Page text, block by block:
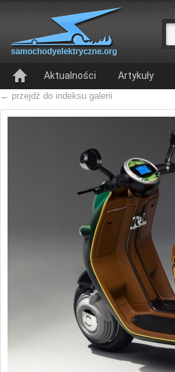
Aktualności Artykuły
← przejdź do indeksu galerii